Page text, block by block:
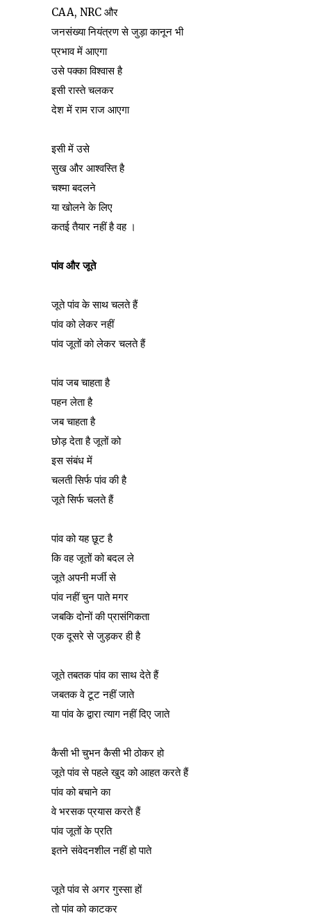
CAA, NRC और
जनसंख्या नियंत्रण से जुड़ा कानून भी
प्रभाव में आएगा
उसे पक्का विश्वास है
इसी रास्ते चलकर
देश में राम राज आएगा
इसी में उसे
सुख और आश्वस्ति है
चश्मा बदलने
या खोलने के लिए
कतई तैयार नहीं है वह ।
पांव और जूते
जूते पांव के साथ चलते हैं
पांव को लेकर नहीं
पांव जूतों को लेकर चलते हैं
पांव जब चाहता है
पहन लेता है
जब चाहता है
छोड़ देता है जूतों को
इस संबंध में
चलती सिर्फ पांव की है
जूते सिर्फ चलते हैं
पांव को यह छूट है
कि वह जूतों को बदल ले
जूते अपनी मर्जी से
पांव नहीं चुन पाते मगर
जबकि दोनों की प्रासंगिकता
एक दूसरे से जुड़कर ही है
जूते तबतक पांव का साथ देते हैं
जबतक वे टूट नहीं जाते
या पांव के द्वारा त्याग नहीं दिए जाते
कैसी भी चुभन कैसी भी ठोकर हो
जूते पांव से पहले खुद को आहत करते हैं
पांव को बचाने का
वे भरसक प्रयास करते हैं
पांव जूतों के प्रति
इतने संवेदनशील नहीं हो पाते
जूते पांव से अगर गुस्सा हों
तो पांव को काटकर